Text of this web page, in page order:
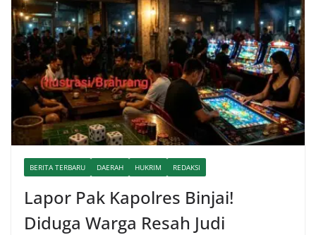
BERITA TERBARU DAERAH HUKRIM REDAKSI
Lapor Pak Kapolres Binjai!
Diduga Warga Resah Judi